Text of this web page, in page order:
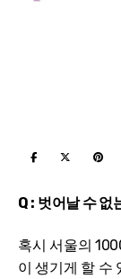
Q : 벗어날 수 없
혹시 서울의
이 생기게 할 수